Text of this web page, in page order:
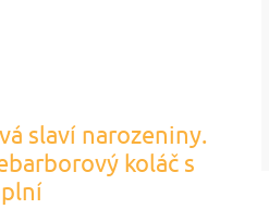
slaví narozeniny.
koláč s